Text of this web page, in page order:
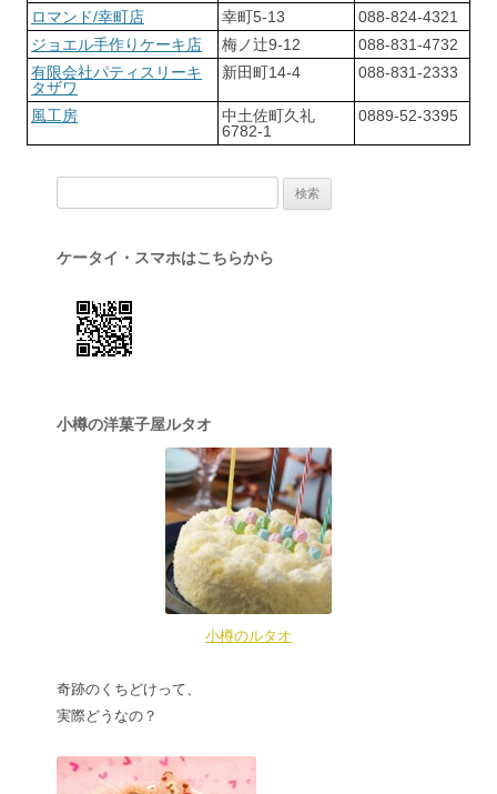
ロマンド/幸町店
幸町5-13
088-824-4321
ジョエル手作りケーキ店
梅ノ辻9-12
088-831-4732
有限会社パティスリーキ
タザワ
新田町14-4 088-831-2333
風工房
中土佐町久礼
6782-1
0889-52-3395
ケータイ・スマホはこちらから
小樽の洋菓子屋ルタオ
小樽のルタオ
奇跡のくちどけって、
実際どうなの？